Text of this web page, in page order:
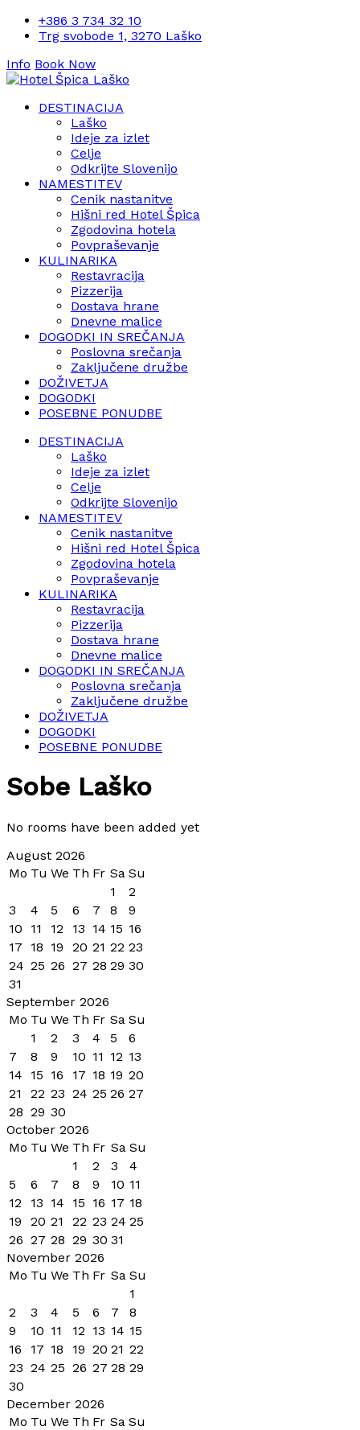
+386 3 734 32 10
Trg svobode 1, 3270 Laško
Info Book Now
DESTINACIJA
Laško
Ideje za izlet
Celje
Odkrijte Slovenijo
NAMESTITEV
Cenik nastanitve
Hišni red Hotel Špica
Zgodovina hotela
Povpraševanje
KULINARIKA
Restavracija
Pizzerija
Dostava hrane
Dnevne malice
DOGODKI IN SREČANJA
Poslovna srečanja
Zaključene družbe
DOŽIVETJA
DOGODKI
POSEBNE PONUDBE
DESTINACIJA
Laško
Ideje za izlet
Celje
Odkrijte Slovenijo
NAMESTITEV
Cenik nastanitve
Hišni red Hotel Špica
Zgodovina hotela
Povpraševanje
KULINARIKA
Restavracija
Pizzerija
Dostava hrane
Dnevne malice
DOGODKI IN SREČANJA
Poslovna srečanja
Zaključene družbe
DOŽIVETJA
DOGODKI
POSEBNE PONUDBE
Sobe Laško
No rooms have been added yet
August 2026
Mo Tu We Th Fr Sa Su
1
2
3
4 5 6 7 8
9
10
11 12 13 14 15 16
17
18 19 20 21 22 23
24 25 26 27 28 29 30
31
September 2026
Mo Tu We Th Fr Sa Su
1
2 3 4 5
6
7
8 9 10 11 12 13
14
15 16 17 18 19 20
21
22 23 24 25 26 27
28 29 30
October 2026
Mo Tu We Th Fr Sa Su
1
2 3
4
5
6 7 8 9 10 11
12
13 14 15 16 17 18
19
20 21 22 23 24 25
26 27 28 29 30 31
November 2026
Mo Tu We Th Fr Sa Su
1
2
3 4 5 6 7
8
9
10 11 12 13 14 15
16
17 18 19 20 21 22
23 24 25 26 27 28 29
30
December 2026
Mo Tu We Th Fr Sa Su